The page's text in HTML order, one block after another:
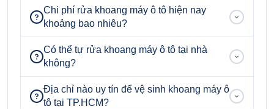
Chi phí rửa khoang máy ô tô hiện nay
khoảng bao nhiêu?
Có thể tự rửa khoang máy ô tô tại nhà
không?
Địa chỉ nào uy tín để vệ sinh khoang máy ô
tô tại TP.HCM?